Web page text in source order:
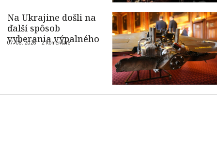
Na Ukrajine došli na
ďalší spôsob
vyberania výpalného
07. 08. 2026 |2 komentáre